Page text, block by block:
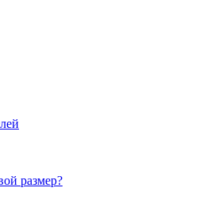
размер?